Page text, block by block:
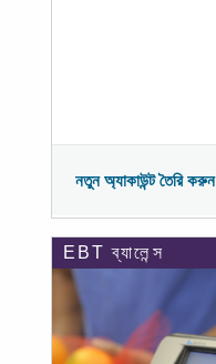
নতুন অ্যাকাউন্ট তৈরি করুন
EBT ব্যালেন্স